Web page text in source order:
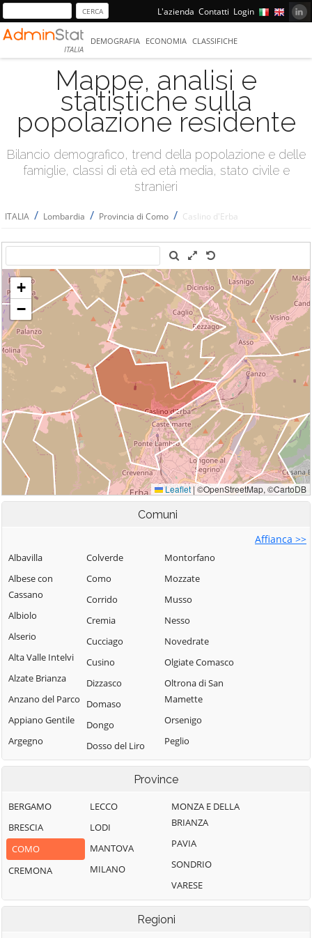
L'azienda Contatti Login
ITALIA
DEMOGRAFIA ECONOMIA CLASSIFICHE
Mappe, analisi e
statistiche sulla
popolazione residente
Bilancio demografico, trend della popolazione e delle
famiglie, classi di età ed età media, stato civile e
stranieri
ITALIA / Lombardia / Provincia di Como / Caslino d'Erba
Comuni
Affianca >>
Albavilla
Albese con
Cassano
Albiolo
Alserio
Alta Valle Intelvi
Alzate Brianza
Anzano del Parco
Appiano Gentile
Argegno
Arosio
Barni
Bellagio
Bene Lario
Beregazzo con
Binago
Colverde
Como
Corrido
Cremia
Cucciago
Cusino
Dizzasco
Domaso
Dongo
Dosso del Liro
Erba
Faggeto Lario
Faloppio
Fenegrò
Figino Serenza
Montorfano
Mozzate
Musso
Nesso
Novedrate
Olgiate Comasco
Oltrona di San
Mamette
Orsenigo
Peglio
Pianello del Lario
Pigra
Plesio
Pognana Lario
Ponna
Ponte Lambro
Porlezza
Proserpio
Province
BERGAMO
BRESCIA
COMO
CREMONA
LECCO
LODI
MANTOVA
MILANO
MONZA E DELLA
BRIANZA
PAVIA
SONDRIO
VARESE
Regioni